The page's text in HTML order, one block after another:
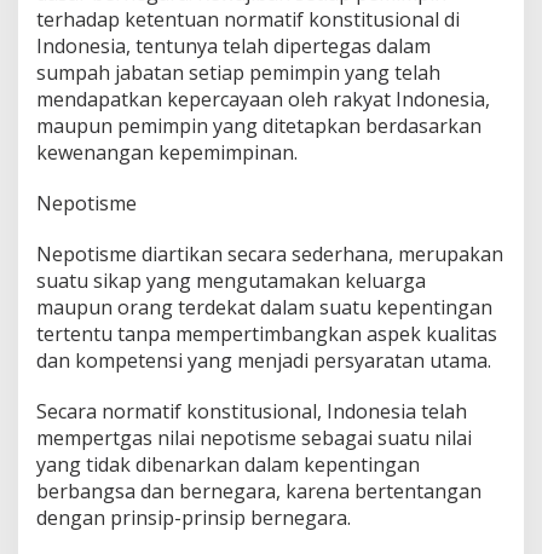
terhadap ketentuan normatif konstitusional di
Indonesia, tentunya telah dipertegas dalam
sumpah jabatan setiap pemimpin yang telah
mendapatkan kepercayaan oleh rakyat Indonesia,
maupun pemimpin yang ditetapkan berdasarkan
kewenangan kepemimpinan.
Nepotisme
Nepotisme diartikan secara sederhana, merupakan
suatu sikap yang mengutamakan keluarga
maupun orang terdekat dalam suatu kepentingan
tertentu tanpa mempertimbangkan aspek kualitas
dan kompetensi yang menjadi persyaratan utama.
Secara normatif konstitusional, Indonesia telah
mempertgas nilai nepotisme sebagai suatu nilai
yang tidak dibenarkan dalam kepentingan
berbangsa dan bernegara, karena bertentangan
dengan prinsip-prinsip bernegara.